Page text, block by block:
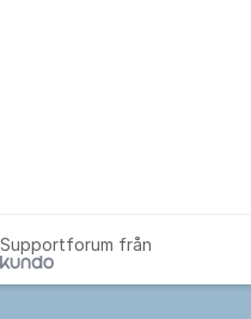
Supportforum från